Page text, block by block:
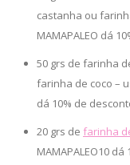
castanha ou
MAMAPALEO dá
50 grs de farinha
farinha de coco –
dá 10% de
20 grs de farinha
MAMAPALEO10